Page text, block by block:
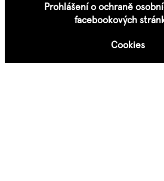
Prohlášení o ochraně
facebookových
Cookies